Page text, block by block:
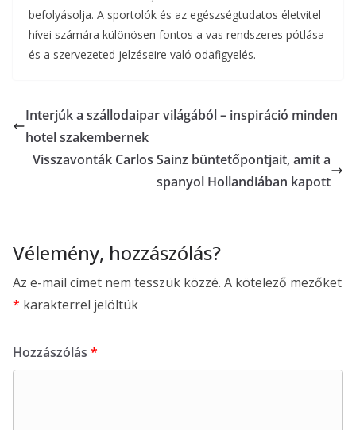
befolyásolja. A sportolók és az egészségtudatos életvitel
hívei számára különösen fontos a vas rendszeres pótlása
és a szervezeted jelzéseire való odafigyelés.
Interjúk a szállodaipar világából – inspiráció minden
hotel szakembernek
Visszavonták Carlos Sainz büntetőpontjait, amit a
spanyol Hollandiában kapott
Vélemény, hozzászólás?
Az e-mail címet nem tesszük közzé. A kötelező mezőket
* karakterrel jelöltük
Hozzászólás *